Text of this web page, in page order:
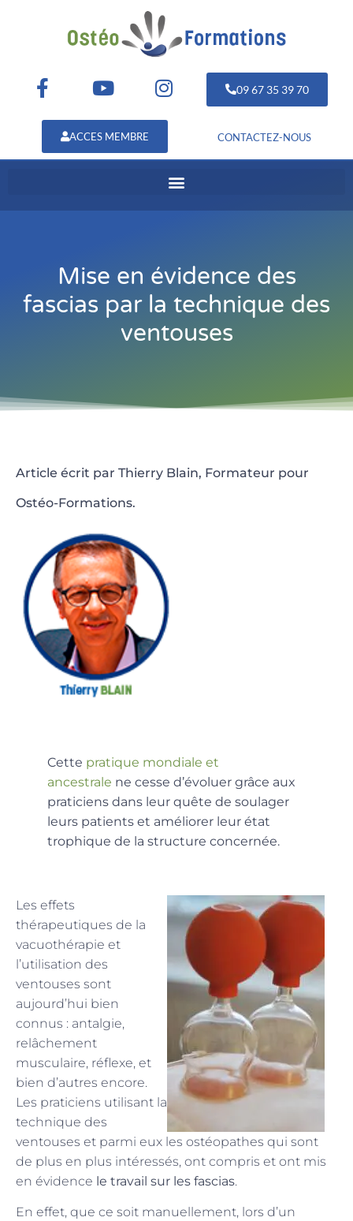
09 67 35 39 70
ACCES MEMBRE CONTACTEZ-NOUS
Mise en évidence des
fascias par la technique des
ventouses
Article écrit par Thierry Blain, Formateur pour
Ostéo-Formations.
Cette pratique mondiale et
ancestrale ne cesse d’évoluer grâce aux
praticiens dans leur quête de soulager
leurs patients et améliorer leur état
trophique de la structure concernée.
Les effets
thérapeutiques de la
vacuothérapie et
l’utilisation des
ventouses sont
aujourd’hui bien
connus : antalgie,
relâchement
musculaire, réflexe, et
bien d’autres encore.
Les praticiens utilisant la
technique des
ventouses et parmi eux les ostéopathes qui sont
de plus en plus intéressés, ont compris et ont mis
en évidence le travail sur les fascias.
En effet, que ce soit manuellement, lors d’un